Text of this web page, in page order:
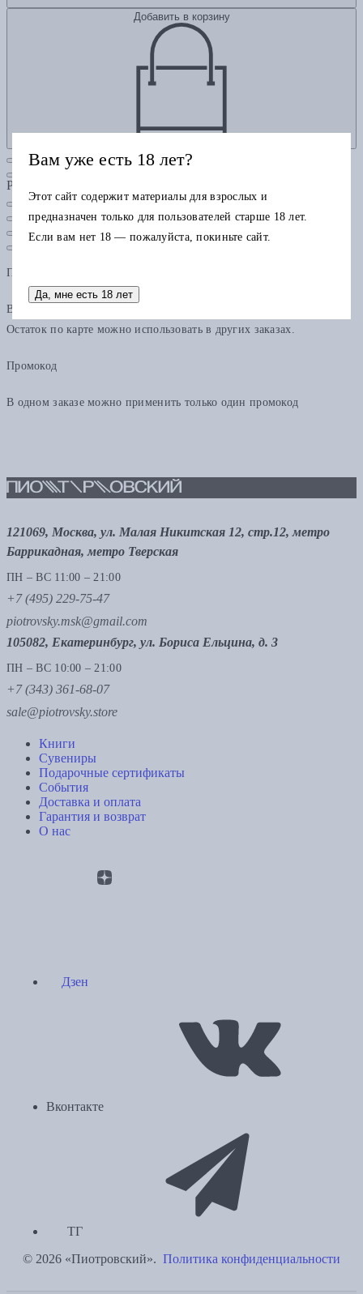
Добавить в корзину
Рубрики
Подарочная карта
В одном заказе можно применить только одну подарочную карту.
Остаток по карте можно использовать в других заказах.
Промокод
В одном заказе можно применить только один промокод
121069, Москва, ул. Малая Никитская 12, стр.12, метро
Баррикадная, метро Тверская
ПН – ВС 11:00 – 21:00
+7 (495) 229-75-47
piotrovsky.msk@gmail.com
105082, Екатеринбург, ул. Бориса Ельцина, д. 3
ПН – ВС 10:00 – 21:00
+7 (343) 361-68-07
sale@piotrovsky.store
Книги
Сувениры
Подарочные сертификаты
События
Доставка и оплата
Гарантия и возврат
О нас
Дзен
Вконтакте
ТГ
© 2026 «Пиотровский». Политика конфиденциальности
Вам уже есть 18 лет?
Этот сайт содержит материалы для взрослых и
предназначен только для пользователей старше 18 лет.
Если вам нет 18 — пожалуйста, покиньте сайт.
Да, мне есть 18 лет